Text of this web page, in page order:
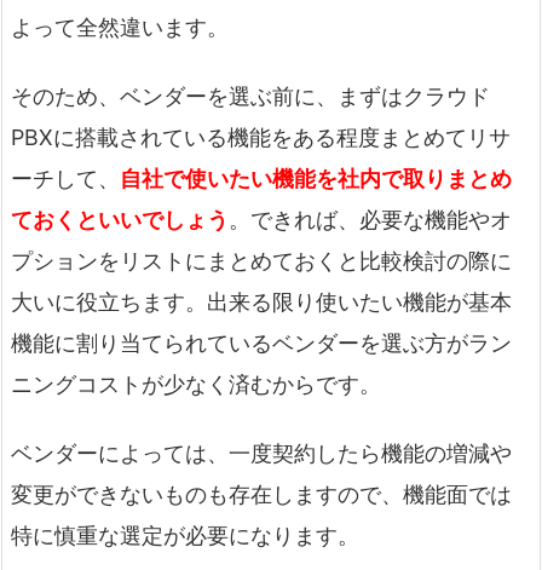
よって全然違います。
そのため、ベンダーを選ぶ前に、まずはクラウド
PBXに搭載されている機能をある程度まとめてリサ
ーチして、 自社で使いたい機能を社内で取りまとめ
ておくといいでしょう 。できれば、必要な機能やオ
プションをリストにまとめておくと比較検討の際に
大いに役立ちます。出来る限り使いたい機能が基本
機能に割り当てられているベンダーを選ぶ方がラン
ニングコストが少なく済むからです。
ベンダーによっては、一度契約したら機能の増減や
変更ができないものも存在しますので、機能面では
特に慎重な選定が必要になります。